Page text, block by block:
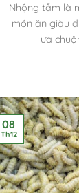
Nhộng tằm là
món ăn giàu
ưa
08
Th12